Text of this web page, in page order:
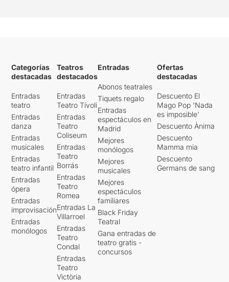
Categorías
destacadas
Entradas
teatro
Entradas
danza
Entradas
musicales
Entradas
teatro infantil
Entradas
ópera
Entradas
improvisación
Entradas
monólogos
Teatros
destacados
Entradas
Teatro Tívoli
Entradas
Teatro
Coliseum
Entradas
Teatro
Borrás
Entradas
Teatro
Romea
Entradas La
Villarroel
Entradas
Teatro
Condal
Entradas
Teatro
Victòria
Entradas
Abonos teatrales
Tiquets regalo
Entradas
espectáculos en
Madrid
Mejores
monólogos
Mejores
musicales
Mejores
espectáculos
familiares
Black Friday
Teatral
Gana entradas de
teatro gratis -
concursos
Ofertas
destacadas
Descuento El
Mago Pop 'Nada
es imposible'
Descuento Ànima
Descuento
Mamma mia
Descuento
Germans de sang